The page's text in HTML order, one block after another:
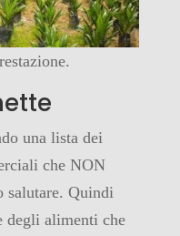
una lista dei
che NON
salutare. Quindi
degli alimenti che